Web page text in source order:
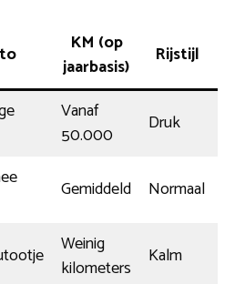
KM (op
jaarbasis)
Rijstijl
Vanaf
50.000
Druk
Gemiddeld Normaal
Weinig
kilometers
Kalm